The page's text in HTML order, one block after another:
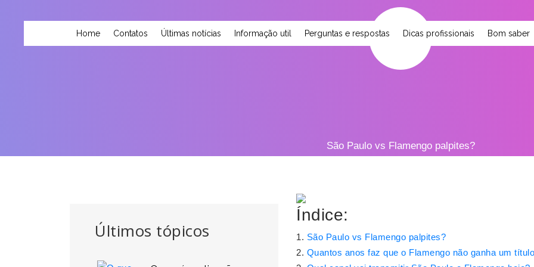
Home Contatos Últimas notícias Informação util Perguntas e respostas Dicas profissionais Bom saber
São Paulo vs Flamengo palpites?
Últimos tópicos
Índice:
São Paulo vs Flamengo palpites?
Quantos anos faz que o Flamengo não ganha um